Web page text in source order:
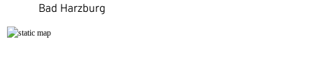
Bad Harzburg